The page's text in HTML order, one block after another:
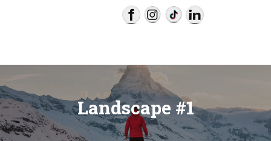
Hôtel Royal
Sahel
Landscape #1